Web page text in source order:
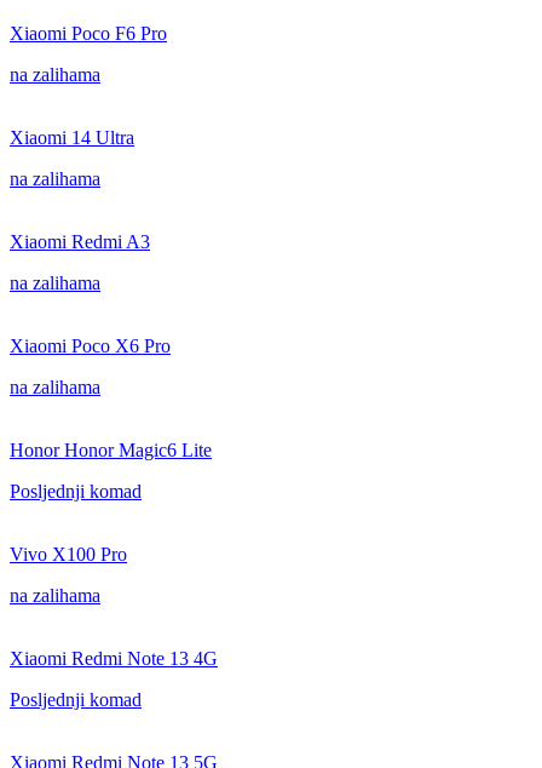
Xiaomi Poco F6 Pro
na zalihama
Xiaomi 14 Ultra
na zalihama
Xiaomi Redmi A3
na zalihama
Xiaomi Poco X6 Pro
na zalihama
Honor Honor Magic6 Lite
Posljednji komad
Vivo X100 Pro
na zalihama
Xiaomi Redmi Note 13 4G
Posljednji komad
Xiaomi Redmi Note 13 5G